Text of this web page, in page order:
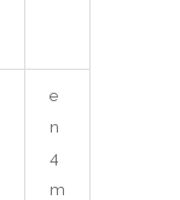
e
n
4
m